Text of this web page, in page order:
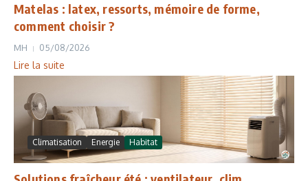
Matelas : latex, ressorts, mémoire de forme,
comment choisir ?
MH 05/08/2026
Lire la suite
Climatisation Energie Habitat